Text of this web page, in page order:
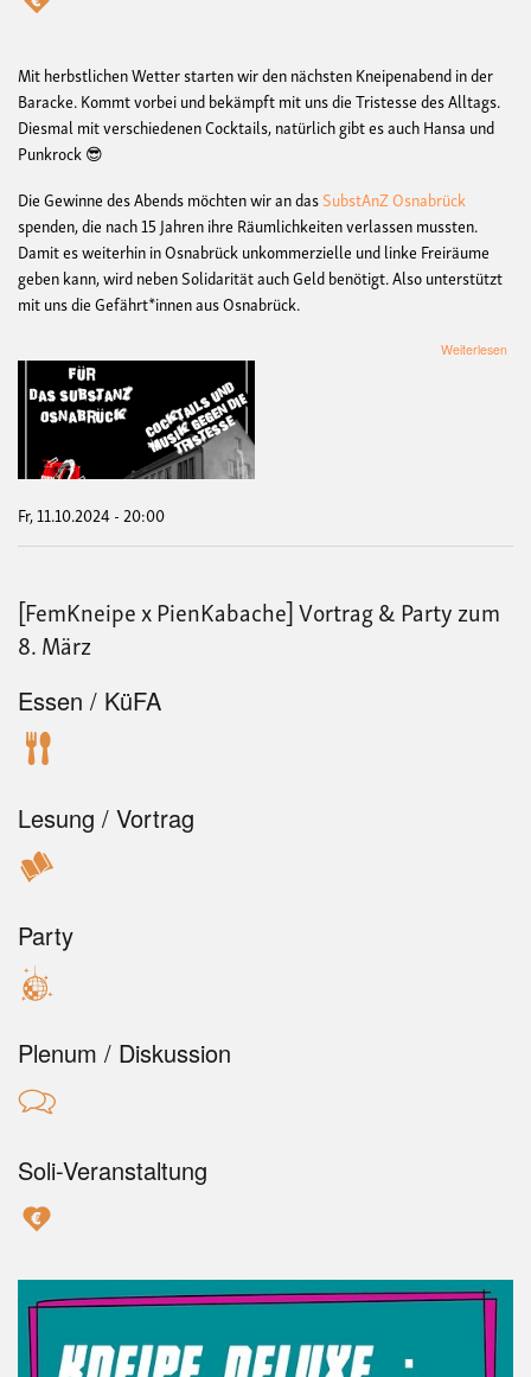
Mit herbstlichen Wetter starten wir den nächsten Kneipenabend in der
Baracke. Kommt vorbei und bekämpft mit uns die Tristesse des Alltags.
Diesmal mit verschiedenen Cocktails, natürlich gibt es auch Hansa und
Punkrock 😎
Die Gewinne des Abends möchten wir an dasSubstAnZ Osnabrück
spenden, die nach 15 Jahren ihre Räumlichkeiten verlassen mussten.
Damit es weiterhin in Osnabrück unkommerzielle und linke Freiräume
geben kann, wird neben Solidarität auch Geld benötigt. Also unterstützt
mit uns die Gefährt*innen aus Osnabrück.
Weiterlesen
Fr, 11.10.2024 - 20:00
[FemKneipe x PienKabache] Vortrag & Party zum
8. März
Essen / KüFA
Lesung / Vortrag
Party
Plenum / Diskussion
Soli-Veranstaltung